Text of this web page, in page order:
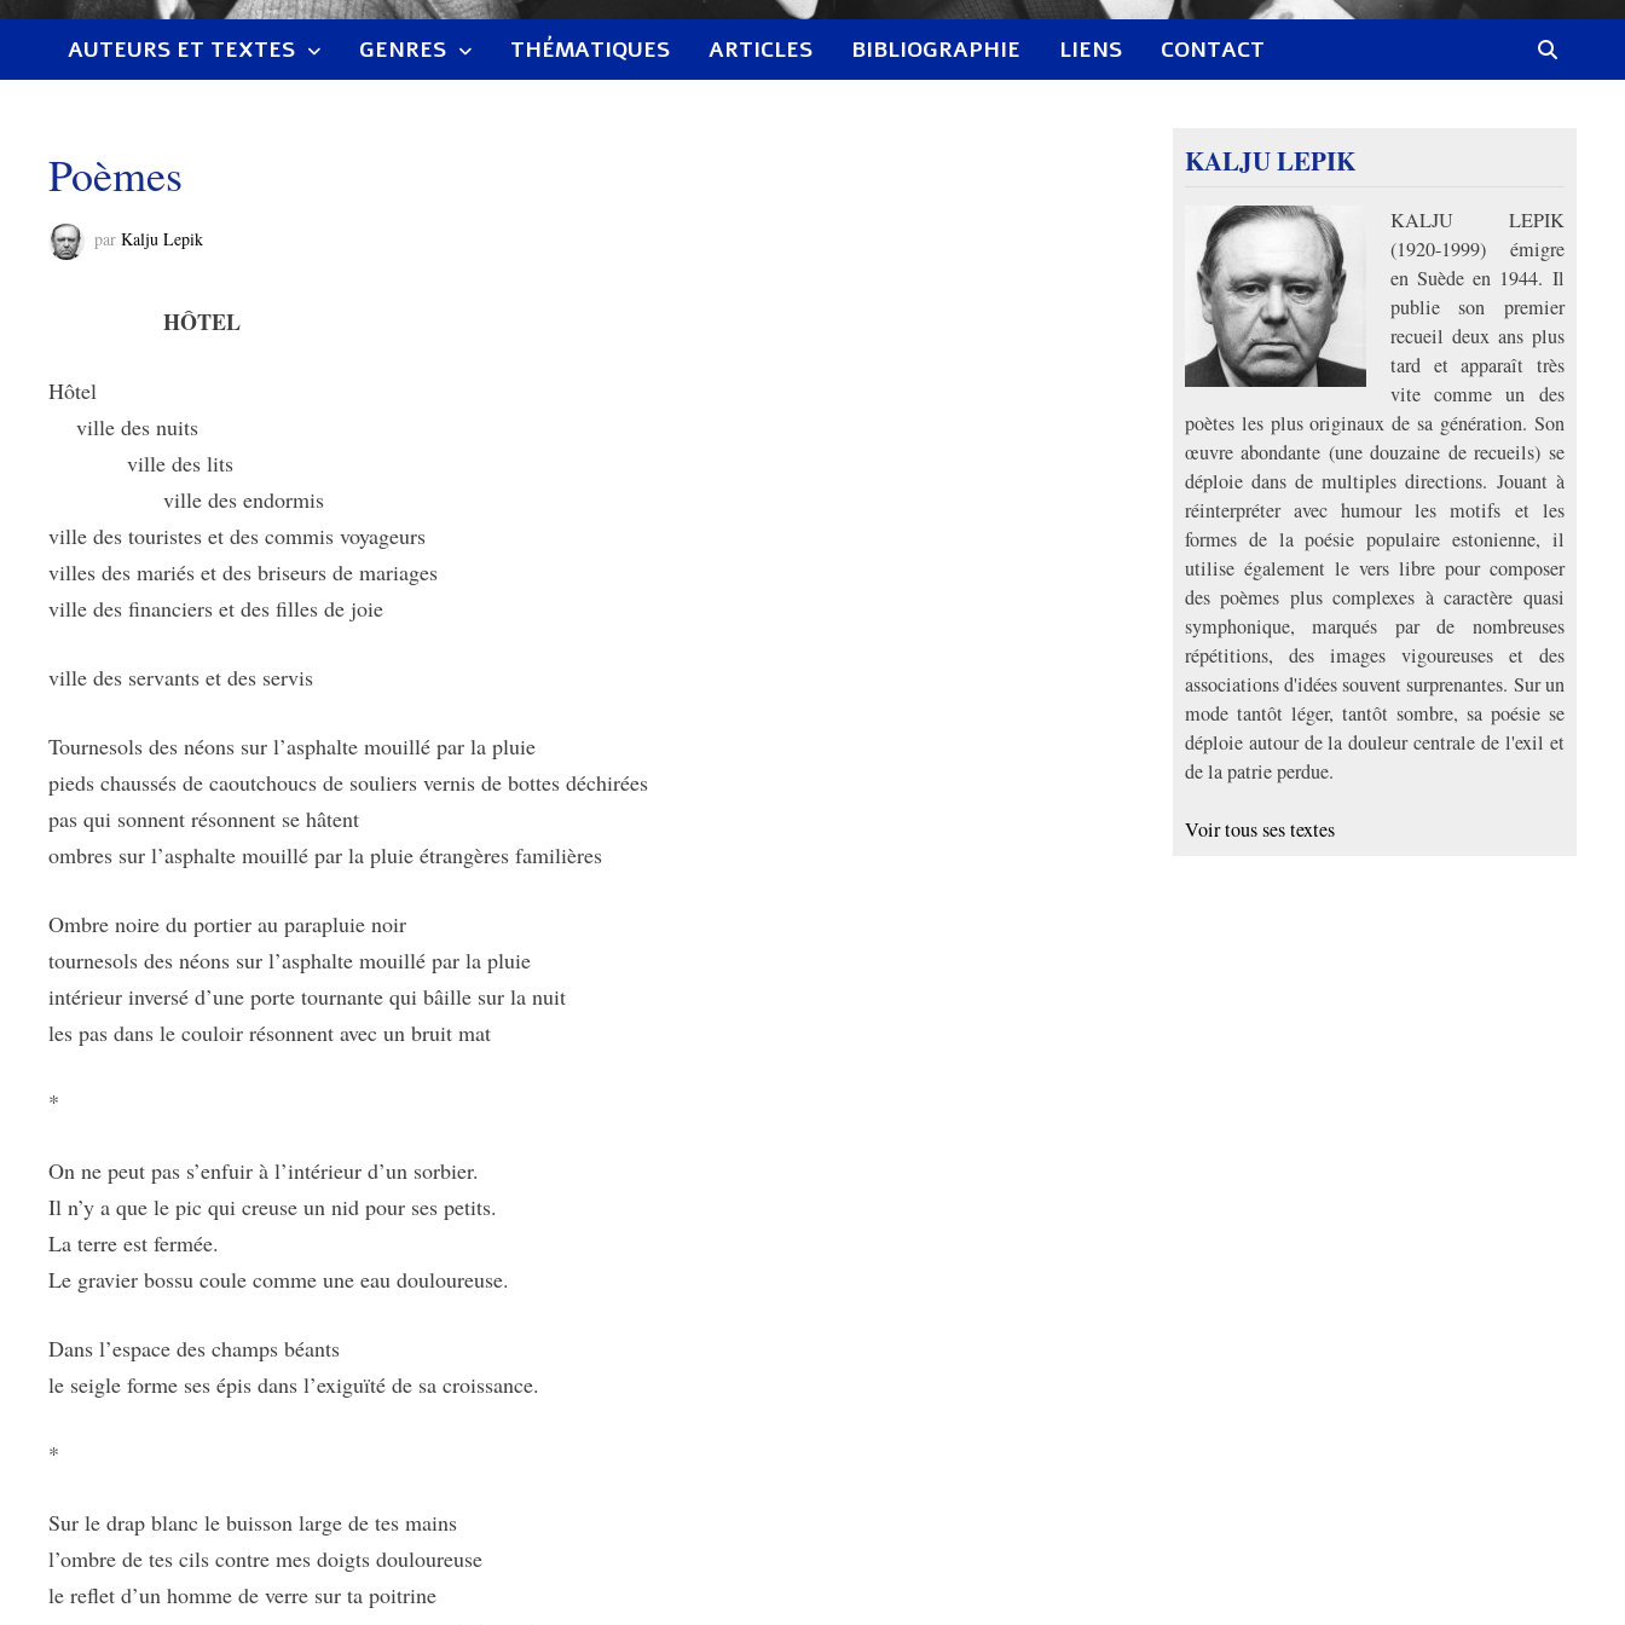
AUTEURS ET TEXTES GENRES THÉMATIQUES ARTICLES BIBLIOGRAPHIE LIENS CONTACT
Poèmes
parKalju Lepik
HÔTEL
Hôtel
ville des nuits
ville des lits
ville des endormis
ville des touristes et des commis voyageurs
villes des mariés et des briseurs de mariages
ville des financiers et des filles de joie
ville des servants et des servis
Tournesols des néons sur l’asphalte mouillé par la pluie
pieds chaussés de caoutchoucs de souliers vernis de bottes déchirées
pas qui sonnent résonnent se hâtent
ombres sur l’asphalte mouillé par la pluie étrangères familières
Ombre noire du portier au parapluie noir
tournesols des néons sur l’asphalte mouillé par la pluie
intérieur inversé d’une porte tournante qui bâille sur la nuit
les pas dans le couloir résonnent avec un bruit mat
*
On ne peut pas s’enfuir à l’intérieur d’un sorbier.
Il n’y a que le pic qui creuse un nid pour ses petits.
La terre est fermée.
Le gravier bossu coule comme une eau douloureuse.
Dans l’espace des champs béants
le seigle forme ses épis dans l’exiguïté de sa croissance.
*
Sur le drap blanc le buisson large de tes mains
l’ombre de tes cils contre mes doigts douloureuse
le reflet d’un homme de verre sur ta poitrine
KALJU LEPIK
KALJU LEPIK
(1920-1999) émigre
en Suède en 1944. Il
publie son premier
recueil deux ans plus
tard et apparaît très
vite comme un des
poètes les plus originaux de sa génération. Son
œuvre abondante (une douzaine de recueils) se
déploie dans de multiples directions. Jouant à
réinterpréter avec humour les motifs et les
formes de la poésie populaire estonienne, il
utilise également le vers libre pour composer
des poèmes plus complexes à caractère quasi
symphonique, marqués par de nombreuses
répétitions, des images vigoureuses et des
associations d'idées souvent surprenantes. Sur un
mode tantôt léger, tantôt sombre, sa poésie se
déploie autour de la douleur centrale de l'exil et
de la patrie perdue.
Voir tous ses textes